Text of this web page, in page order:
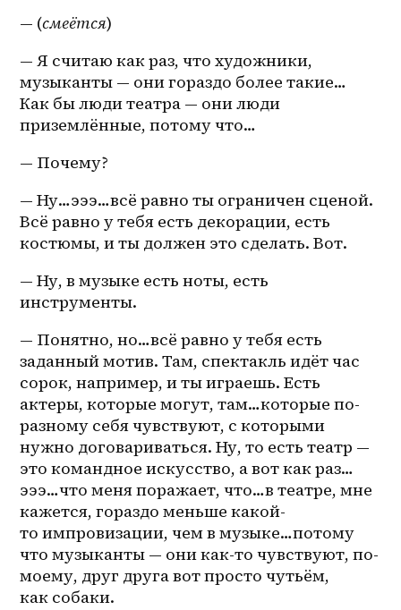
— (смеётся)
— Я считаю как раз, что художники,
музыканты — они гораздо более такие…
Как бы люди театра — они люди
приземлённые, потому что…
— Почему?
— Ну…эээ…всё равно ты ограничен сценой.
Всё равно у тебя есть декорации, есть
костюмы, и ты должен это сделать. Вот.
— Ну, в музыке есть ноты, есть
инструменты.
— Понятно, но…всё равно у тебя есть
заданный мотив. Там, спектакль идёт час
сорок, например, и ты играешь. Есть
актеры, которые могут, там…которые по-
разному себя чувствуют, с которыми
нужно договариваться. Ну, то есть театр —
это командное искусство, а вот как раз…
эээ…что меня поражает, что…в театре, мне
кажется, гораздо меньше какой-
то импровизации, чем в музыке…потому
что музыканты — они как-то чувствуют, по-
моему, друг друга вот просто чутьём,
как собаки.